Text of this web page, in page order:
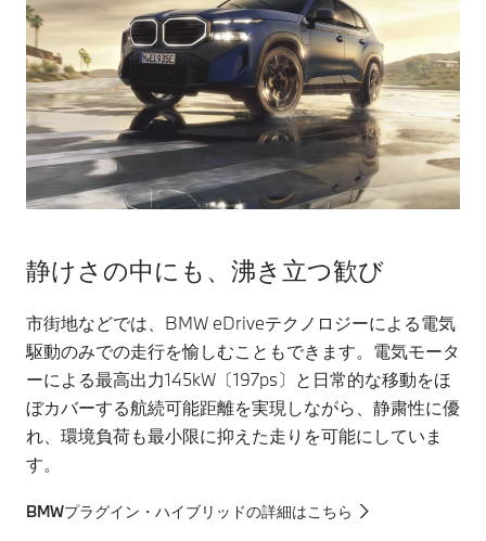
静けさの中にも、沸き立つ歓び
市街地などでは、BMW eDriveテクノロジーによる電気
駆動のみでの走行を愉しむこともできます。電気モータ
ーによる最高出力145kW〔197ps〕と日常的な移動をほ
ぼカバーする航続可能距離を実現しながら、静粛性に優
れ、環境負荷も最小限に抑えた走りを可能にしていま
す。
BMWプラグイン・ハイブリッドの詳細はこちら